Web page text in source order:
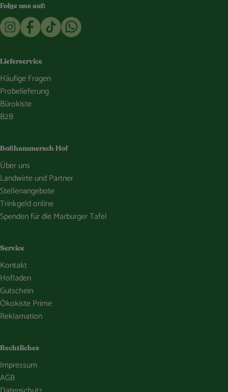
Folge uns auf:
Externer Link zu https://www.instagram.com/
Externer Link zu https://www.facebook.com/
Externer Link zu https://www.tiktok.com/
Externer Link zu https://whatsapp.com/
Lieferservice
Häufige Fragen
Probelieferung
Bürokiste
B2B
Boßhammersch Hof
Über uns
Landwirte und Partner
Stellenangebote
Trinkgeld online
Spenden für die Marburger Tafel
Service
Kontakt
Hofladen
Gutschein
Ökokiste Prime
Reklamation
Rechtliches
Impressum
AGB